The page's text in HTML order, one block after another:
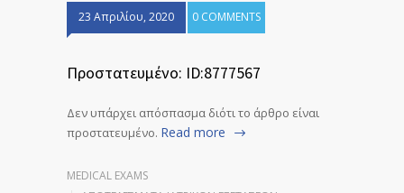
23 Απριλίου, 2020 0 COMMENTS
Πρoστατευμένο: ID:8777567
Δεν υπάρχει απόσπασμα διότι το άρθρο είναι
προστατευμένο. Read more
MEDICAL EXAMS